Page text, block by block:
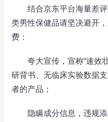
结合京东平台海量差评
类男性保健品请坚决避开
费：
夸大宣传，宣称“速效壮
研背书、无临床实验数据
者的产品；
隐瞒成分信息，违规添